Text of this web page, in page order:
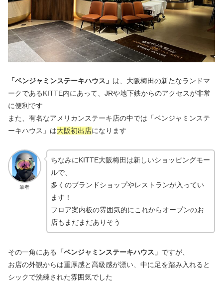
「ベンジャミンステーキハウス」 は、大阪梅田の新たなランドマ
ークであるKITTE内にあって、JRや地下鉄からのアクセスが非常
に便利です
また、有名なアメリカンステーキ店の中では「ベンジャミンステ
ーキハウス」は大阪初出店になります
筆者
ちなみにKITTE大阪梅田は新しいショッピングモー
ルで、
多くのブランドショップやレストランが入ってい
ます！
フロア案内板の雰囲気的にこれからオープンのお
店もまだまだありそう
その一角にある 「ベンジャミンステーキハウス」 ですが、
お店の外観からは重厚感と高級感が漂い、中に足を踏み入れると
シックで洗練された雰囲気でした